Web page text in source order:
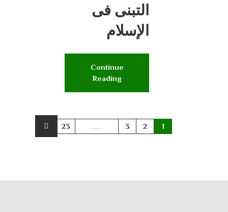
التبنى فى
الإسلام
Continue
Reading
1
2
3
.......
23